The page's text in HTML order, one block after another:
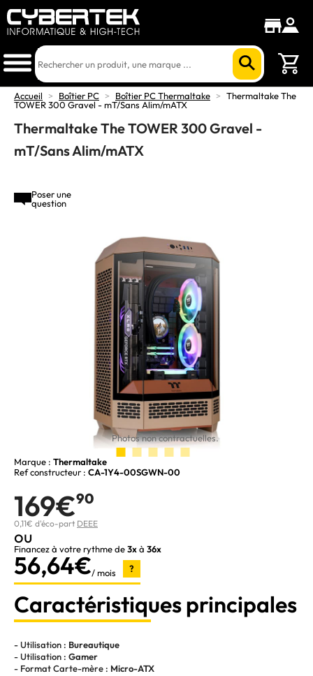
Accueil > Boîtier PC > Boîtier PC Thermaltake > Thermaltake The
TOWER 300 Gravel - mT/Sans Alim/mATX
Thermaltake The TOWER 300 Gravel -
mT/Sans Alim/mATX
Poser une
question
Photos non contractuelles.
Marque : Thermaltake
Ref constructeur : CA-1Y4-00SGWN-00
169€90
0,11€ d'éco-part DEEE
ou
Financez à votre rythme de3xà 36x
56,64€/ mois ?
Caractéristiques principales
- Utilisation : Bureautique
- Utilisation : Gamer
- Format Carte-mère : Micro-ATX